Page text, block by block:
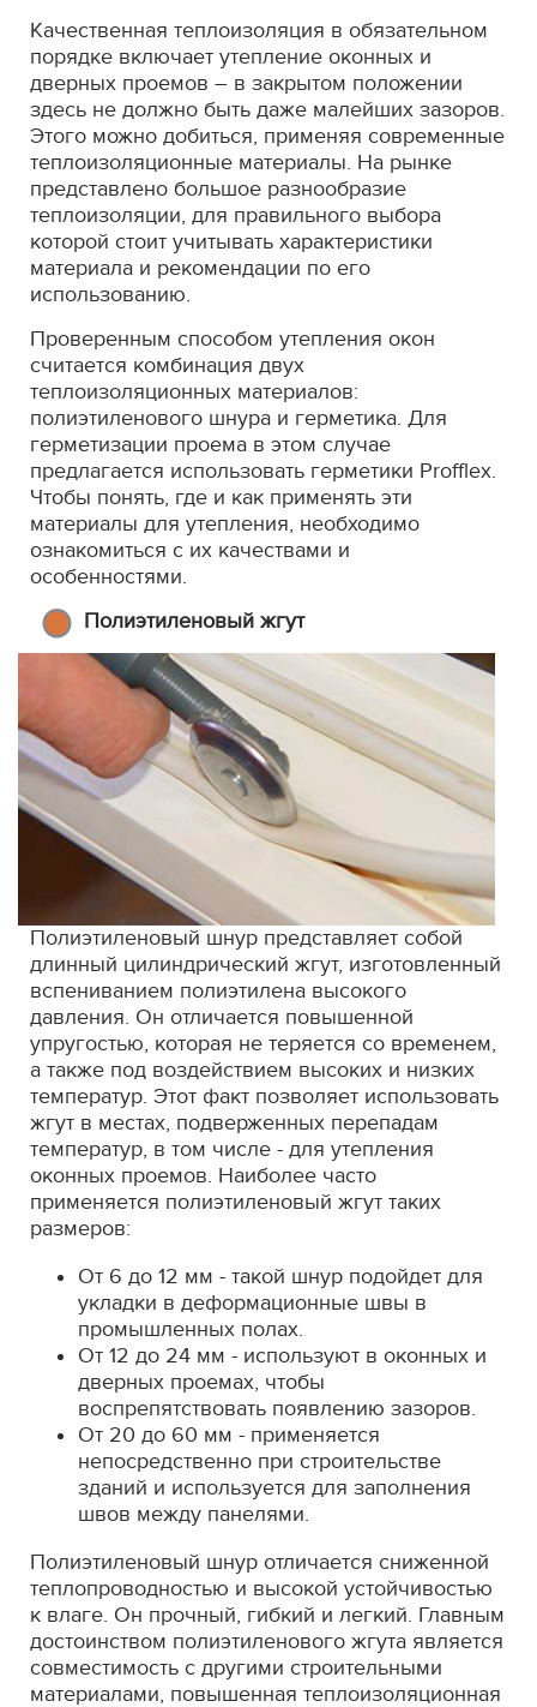
Качественная теплоизоляция в обязательном
порядке включает утепление оконных и
дверных проемов – в закрытом положении
здесь не должно быть даже малейших зазоров.
Этого можно добиться, применяя современные
теплоизоляционные материалы. На рынке
представлено большое разнообразие
теплоизоляции, для правильного выбора
которой стоит учитывать характеристики
материала и рекомендации по его
использованию.
Проверенным способом утепления окон
считается комбинация двух
теплоизоляционных материалов:
полиэтиленового шнура и герметика. Для
герметизации проема в этом случае
предлагается использовать герметики Profflex.
Чтобы понять, где и как применять эти
материалы для утепления, необходимо
ознакомиться с их качествами и
особенностями.
Полиэтиленовый жгут
Полиэтиленовый шнур представляет собой
длинный цилиндрический жгут, изготовленный
вспениванием полиэтилена высокого
давления. Он отличается повышенной
упругостью, которая не теряется со временем,
а также под воздействием высоких и низких
температур. Этот факт позволяет использовать
жгут в местах, подверженных перепадам
температур, в том числе - для утепления
оконных проемов. Наиболее часто
применяется полиэтиленовый жгут таких
размеров:
От 6 до 12 мм - такой шнур подойдет для
укладки в деформационные швы в
промышленных полах.
От 12 до 24 мм - используют в оконных и
дверных проемах, чтобы
воспрепятствовать появлению зазоров.
От 20 до 60 мм - применяется
непосредственно при строительстве
зданий и используется для заполнения
швов между панелями.
Полиэтиленовый шнур отличается сниженной
теплопроводностью и высокой устойчивостью
к влаге. Он прочный, гибкий и легкий. Главным
достоинством полиэтиленового жгута является
совместимость с другими строительными
материалами, повышенная теплоизоляционная